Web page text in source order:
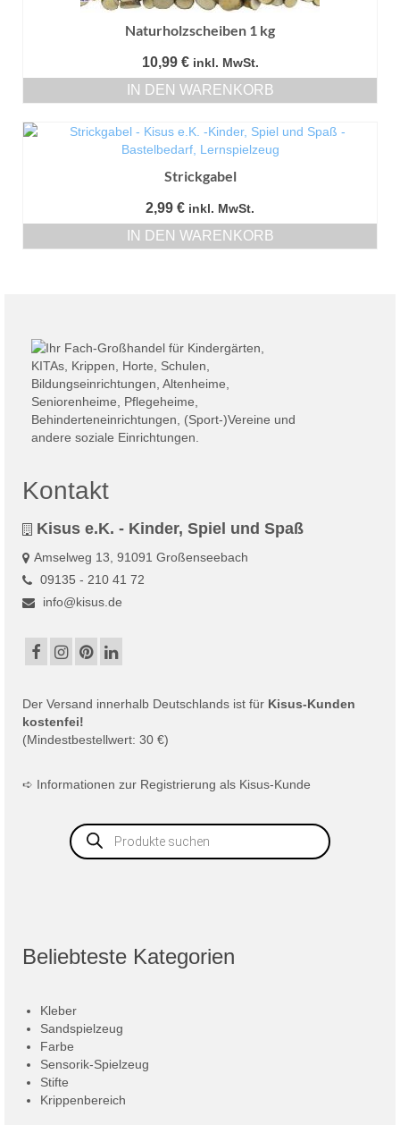
Naturholzscheiben 1 kg
10,99 € inkl. MwSt.
IN DEN WARENKORB
Strickgabel
2,99 € inkl. MwSt.
IN DEN WARENKORB
Kontakt
Kisus e.K. - Kinder, Spiel und Spaß
Amselweg 13, 91091 Großenseebach
09135 - 210 41 72
info@kisus.de
Der Versand innerhalb Deutschlands ist für Kisus-Kunden
kostenfei!
(Mindestbestellwert: 30 €)
➪ Informationen zur Registrierung als Kisus-Kunde
Products
search
Beliebteste Kategorien
Kleber
Sandspielzeug
Farbe
Sensorik-Spielzeug
Stifte
Krippenbereich